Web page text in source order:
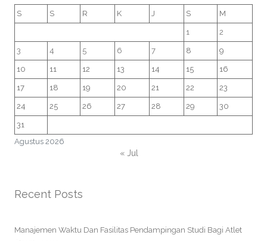
Agustus 2026
S S R K J S M
1 2
3 4 5 6 7 8 9
10 11 12 13 14 15 16
17 18 19 20 21 22 23
24 25 26 27 28 29 30
31
« Jul
Recent Posts
Manajemen Waktu Dan Fasilitas Pendampingan Studi Bagi Atlet